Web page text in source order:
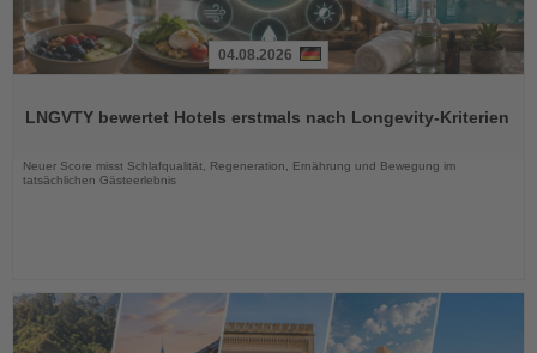
die
04.08.2026
LNGVTY bewertet Hotels erstmals nach Longevity-Kriterien
Neuer Score misst Schlafqualität, Regeneration, Ernährung und Bewegung im
tatsächlichen Gästeerlebnis